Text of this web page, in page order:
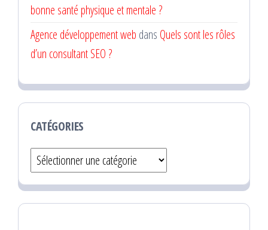
bonne santé physique et mentale ?
Agence développement web dans Quels sont les rôles
d’un consultant SEO ?
CATÉGORIES
Catégories